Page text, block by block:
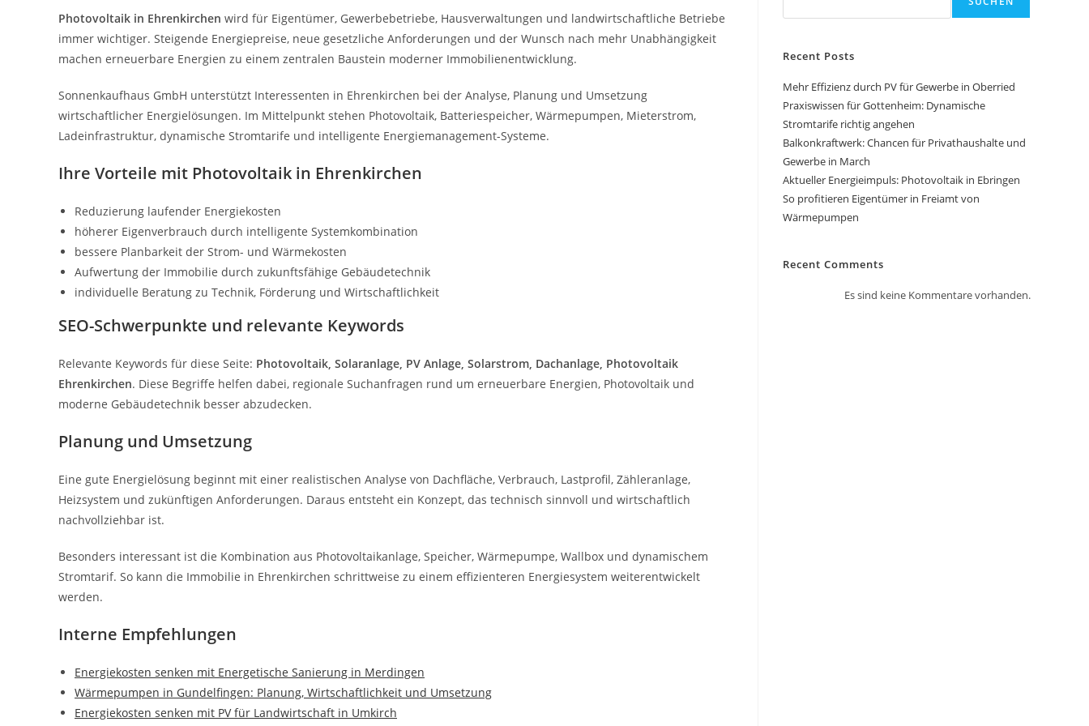
Photovoltaik in Ehrenkirchen wird für Eigentümer, Gewerbebetriebe, Hausverwaltungen und landwirtschaftliche Betriebe
immer wichtiger. Steigende Energiepreise, neue gesetzliche Anforderungen und der Wunsch nach mehr Unabhängigkeit
machen erneuerbare Energien zu einem zentralen Baustein moderner Immobilienentwicklung.
Sonnenkaufhaus GmbH unterstützt Interessenten in Ehrenkirchen bei der Analyse, Planung und Umsetzung
wirtschaftlicher Energielösungen. Im Mittelpunkt stehen Photovoltaik, Batteriespeicher, Wärmepumpen, Mieterstrom,
Ladeinfrastruktur, dynamische Stromtarife und intelligente Energiemanagement-Systeme.
Ihre Vorteile mit Photovoltaik in Ehrenkirchen
Reduzierung laufender Energiekosten
höherer Eigenverbrauch durch intelligente Systemkombination
bessere Planbarkeit der Strom- und Wärmekosten
Aufwertung der Immobilie durch zukunftsfähige Gebäudetechnik
individuelle Beratung zu Technik, Förderung und Wirtschaftlichkeit
SEO-Schwerpunkte und relevante Keywords
Relevante Keywords für diese Seite: Photovoltaik, Solaranlage, PV Anlage, Solarstrom, Dachanlage, Photovoltaik
Ehrenkirchen. Diese Begriffe helfen dabei, regionale Suchanfragen rund um erneuerbare Energien, Photovoltaik und
moderne Gebäudetechnik besser abzudecken.
Planung und Umsetzung
Eine gute Energielösung beginnt mit einer realistischen Analyse von Dachfläche, Verbrauch, Lastprofil, Zähleranlage,
Heizsystem und zukünftigen Anforderungen. Daraus entsteht ein Konzept, das technisch sinnvoll und wirtschaftlich
nachvollziehbar ist.
Besonders interessant ist die Kombination aus Photovoltaikanlage, Speicher, Wärmepumpe, Wallbox und dynamischem
Stromtarif. So kann die Immobilie in Ehrenkirchen schrittweise zu einem effizienteren Energiesystem weiterentwickelt
werden.
Interne Empfehlungen
Energiekosten senken mit Energetische Sanierung in Merdingen
Wärmepumpen in Gundelfingen: Planung, Wirtschaftlichkeit und Umsetzung
Energiekosten senken mit PV für Landwirtschaft in Umkirch
Recent Posts
Mehr Effizienz durch PV für Gewerbe in Oberried
Praxiswissen für Gottenheim: Dynamische
Stromtarife richtig angehen
Balkonkraftwerk: Chancen für Privathaushalte und
Gewerbe in March
Aktueller Energieimpuls: Photovoltaik in Ebringen
So profitieren Eigentümer in Freiamt von
Wärmepumpen
Recent Comments
Es sind keine Kommentare vorhanden.